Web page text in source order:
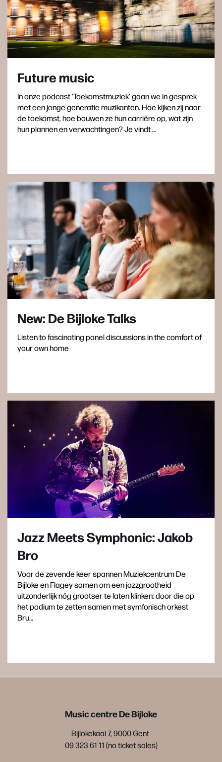
Future music
In onze podcast 'Toekomstmuziek' gaan we in gesprek
met een jonge generatie muzikanten. Hoe kijken zij naar
de toekomst, hoe bouwen ze hun carrière op, wat zijn
hun plannen en verwachtingen? Je vindt …
New: De Bijloke Talks
Listen to fascinating panel discussions in the comfort of
your own home
Jazz Meets Symphonic: Jakob
Bro
Voor de zevende keer spannen Muziekcentrum De
Bijloke en Flagey samen om een jazzgrootheid
uitzonderlijk nóg grootser te laten klinken: door die op
het podium te zetten samen met symfonisch orkest
Bru…
Music centre De Bijloke
Bijlokekaai 7, 9000 Gent
09 323 61 11 (no ticket sales)